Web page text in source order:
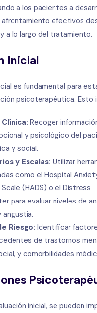
a los pacientes a
afrontamiento efectivos
a lo largo del tratamiento.
Inicial
es fundamental para
psicoterapéutica. Esto
Recoger
y psicológico del
y social.
y Escalas: Utilizar
como el Hospital
(HADS) o el Distress
para evaluar niveles de
angustia.
Riesgo: Identificar
de trastornos
y comorbilidades
inicial, se pueden